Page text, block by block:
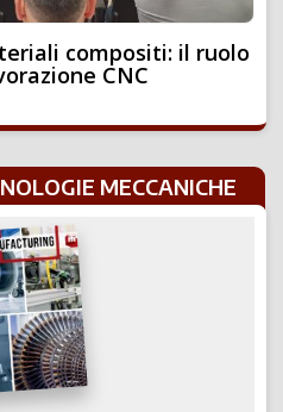
compositi: il ruolo
CNC
MECCANICHE